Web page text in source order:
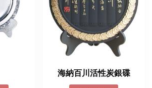
海納百川活性炭銀碟